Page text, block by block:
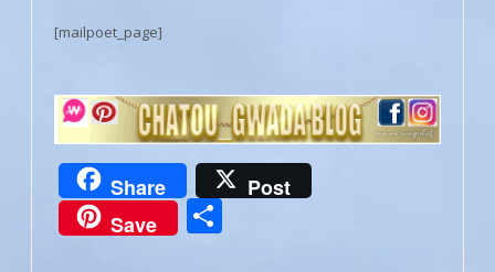
[mailpoet_page]
Share
Post
Save